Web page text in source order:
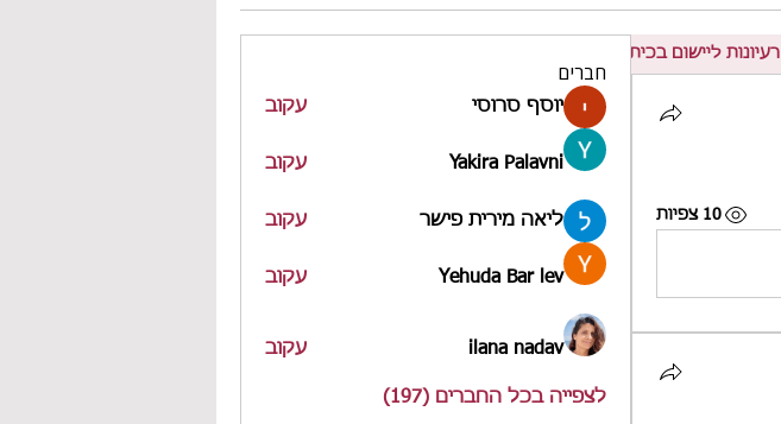
רעיונות ליישום בכיתה (3)
10 צפיות
חברים
יוסף סרוסי עקוב
Yakira Palavni עקוב
ליאה מירית פישר עקוב
Yehuda Bar lev עקוב
ilana nadav עקוב
לצפייה בכל החברים (197)